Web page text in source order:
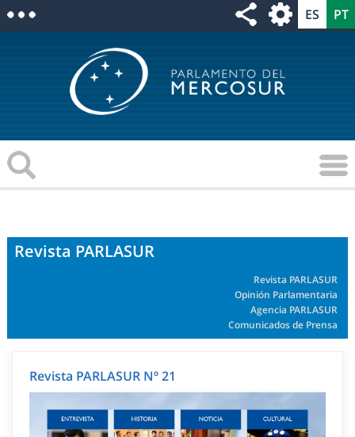
Revista PARLASUR
Revista PARLASUR
Opinión Parlamentaria
Agencia PARLASUR
Comunicados de Prensa
Revista PARLASUR Nº 21